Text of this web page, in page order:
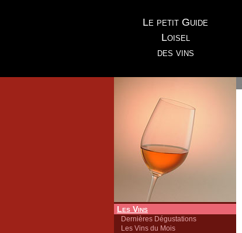
Le petit Guide
Loisel
des vins
Les Vins
Dernières Dégustations
Les Vins du Mois